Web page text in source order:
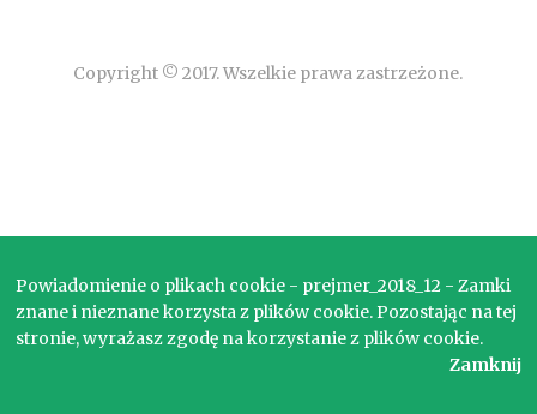
Copyright © 2017. Wszelkie prawa zastrzeżone.
Powiadomienie o plikach cookie - prejmer_2018_12 - Zamki
znane i nieznane korzysta z plików cookie. Pozostając na tej
stronie, wyrażasz zgodę na korzystanie z plików cookie.
Zamknij